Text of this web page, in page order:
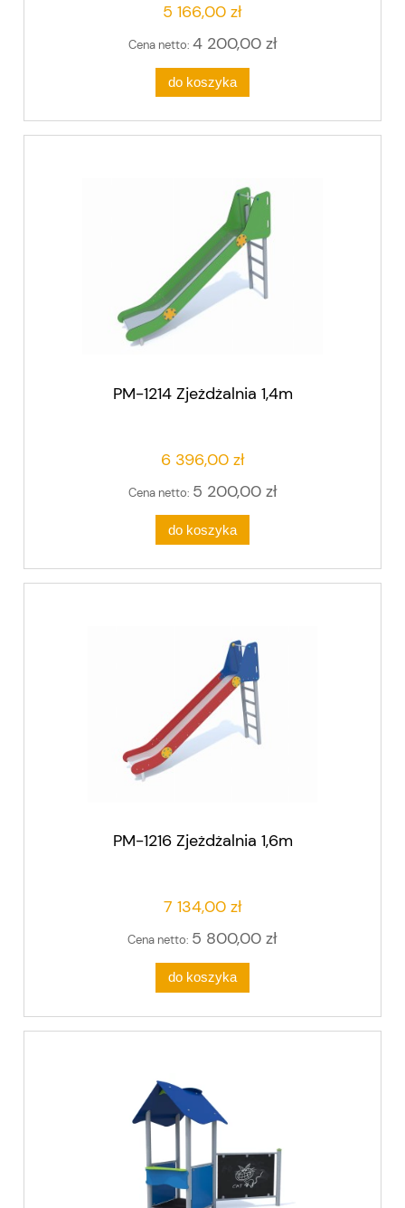
5 166,00 zł
Cena netto: 4 200,00 zł
do koszyka
PM-1214 Zjeżdżalnia 1,4m
6 396,00 zł
Cena netto: 5 200,00 zł
do koszyka
PM-1216 Zjeżdżalnia 1,6m
7 134,00 zł
Cena netto: 5 800,00 zł
do koszyka